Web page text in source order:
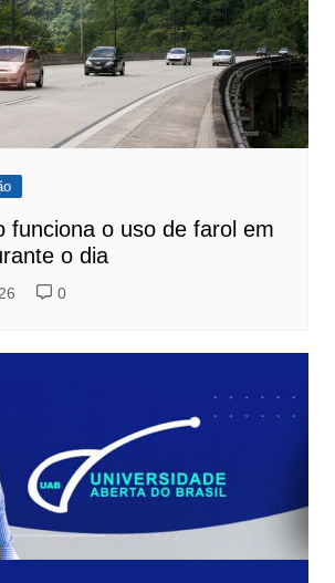
funciona o uso de farol em
o dia
0